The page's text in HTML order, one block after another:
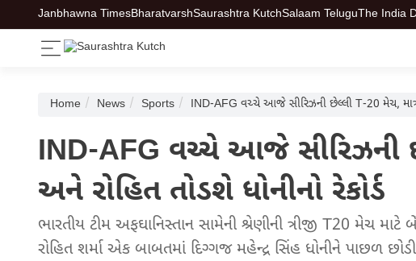
Janbhawna TimesBharatvarshSaurashtra KutchSalaam TeluguThe India
Home News Sports IND-AFG વચ્ચે આજે સીરિઝની છેલ્લી T-20 મેચ, માત્ર
IND-AFG વચ્ચે આજે સીરિઝની
અને રોહિત તોડશે ધોનીનો રેકોર્ડ
ભારતીય ટીમ અફઘાનિસ્તાન સામેની શ્રેણીની ત્રીજી T20 મેચ
રોહિત શર્મા એક બાબતમાં દિગ્ગજ મહેન્દ્ર સિંહ ધોનીને પાછળ